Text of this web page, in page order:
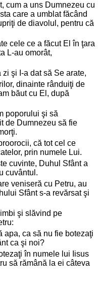
cum a uns Dumnezeu cu
care a umblat făcând
de diavolul, pentru că
cele ce a făcut El în ţara
L-au omorât,
şi I-a dat să Se arate,
dinainte rânduiţi de
băut cu El, după
poporului şi să
de Dumnezeu să fie
că tot cel ce
prin numele Lui.
cuvinte, Duhul Sfânt a
cuvântul.
veniseră cu Petru, au
Sfânt s-a revărsat şi
şi slăvind pe
apa, ca să nu fie botezaţi
ca şi noi?
în numele lui Iisus
să rămână la ei câteva